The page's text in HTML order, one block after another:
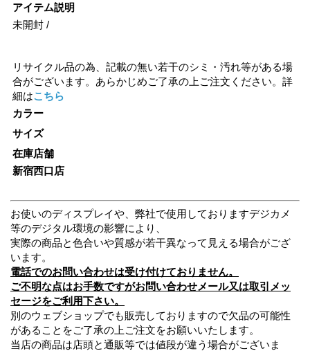
アイテム説明
未開封 /
リサイクル品の為、記載の無い若干のシミ・汚れ等がある場
合がございます。あらかじめご了承の上ご注文ください。詳
細はこちら
カラー
サイズ
在庫店舗
新宿西口店
お使いのディスプレイや、弊社で使用しておりますデジカメ
等のデジタル環境の影響により、
実際の商品と色合いや質感が若干異なって見える場合がござ
います。
電話でのお問い合わせは受け付けておりません。
ご不明な点はお手数ですがお問い合わせメール又は取引メッ
セージをご利用下さい。
別のウェブショップでも販売しておりますので欠品の可能性
があることをご了承の上ご注文をお願いいたします。
当店の商品は店頭と通販等では値段が違う場合がございま